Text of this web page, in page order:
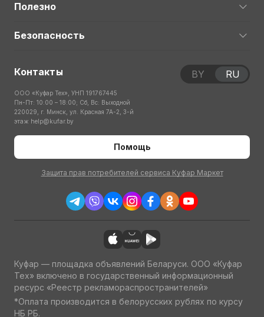
Полезно
Безопасность
Контакты
ООО «Куфар Тех», УНП 191767445
Пн-Пт: 10:00 – 18:00; Сб, Вс: Выходной
220029, г. Минск, ул. Красная 7А-2, 3-й
этаж help@kufar.by
Помощь
Защита прав потребителей сервиса Куфар Маркет
BY RU
Куфар — площадка объявлений Беларуси. ООО «Куфар
Тех» включено в государственный информационный
ресурс «Реестр рекламораспространителей»
*Оплата производится в белорусских рублях по курсу
НБ РБ.